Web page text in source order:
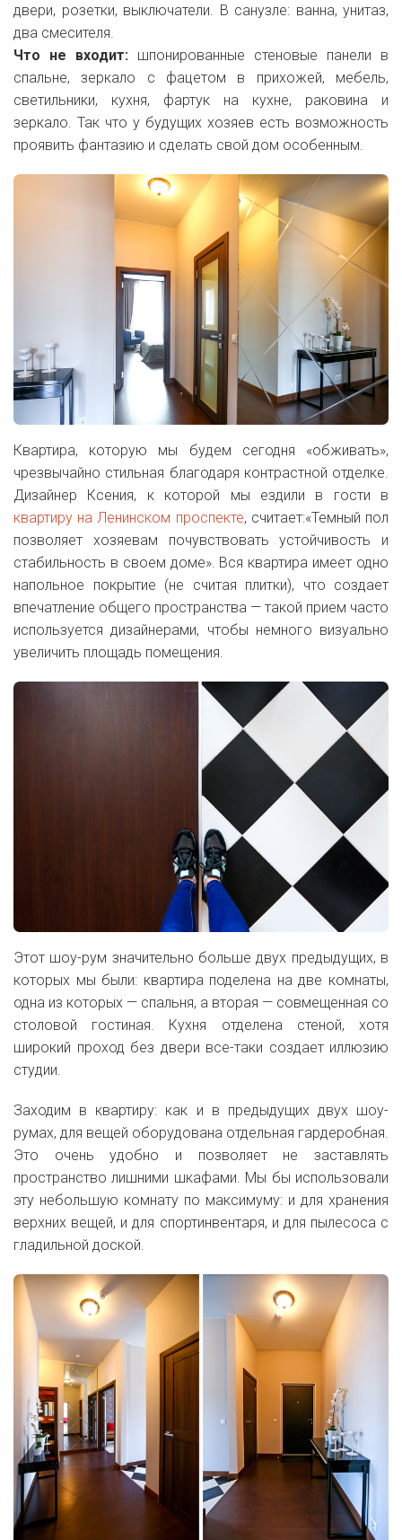
двери, розетки, выключатели. В санузле: ванна, унитаз,
два смесителя.
Что не входит: шпонированные стеновые панели в
спальне, зеркало с фацетом в прихожей,
мебель,
светильники, кухня, фартук на кухне, раковина и
зеркало. Так что у будущих хозяев есть возможность
проявить фантазию и сделать свой дом особенным.
Квартира, которую мы будем сегодня «обживать»,
чрезвычайно стильная благодаря контрастной отделке.
Дизайнер Ксения, к которой мы ездили в гости в
квартиру на Ленинском проспекте, считает:«Темный пол
позволяет хозяевам почувствовать устойчивость и
стабильность в своем доме». Вся квартира имеет одно
напольное покрытие (не считая плитки), что создает
впечатление общего пространства — такой прием часто
используется дизайнерами, чтобы немного визуально
увеличить площадь помещения.
Этот шоу-рум значительно больше двух предыдущих, в
которых мы были: квартира поделена на две комнаты,
одна из которых — спальня, а вторая — совмещенная со
столовой гостиная. Кухня отделена стеной, хотя
широкий проход без двери все-таки создает иллюзию
студии.
Заходим в квартиру: как и в предыдущих двух шоу-
румах, для вещей оборудована отдельная гардеробная.
Это очень удобно и позволяет не заставлять
пространство лишними шкафами. Мы бы использовали
эту небольшую комнату по максимуму: и для хранения
верхних вещей, и для спортинвентаря, и для пылесоса с
гладильной доской.